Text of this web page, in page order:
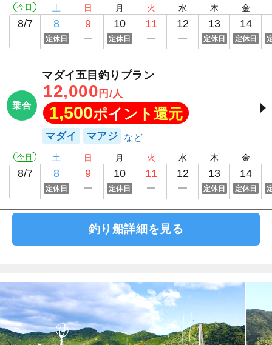
今日
8/7
土
8
定休日
日
9
月
10
定休日
火
11
水
12
木
13
定休日
金
14
定休日
乗合
マダイ五目釣りプラン
12,000 円/人
1,500ポイント還元
マダイ マアジ
今日
8/7
土
8
定休日
日
9
月
10
定休日
火
11
水
12
木
13
定休日
金
14
定休日
釣り船詳細を見る